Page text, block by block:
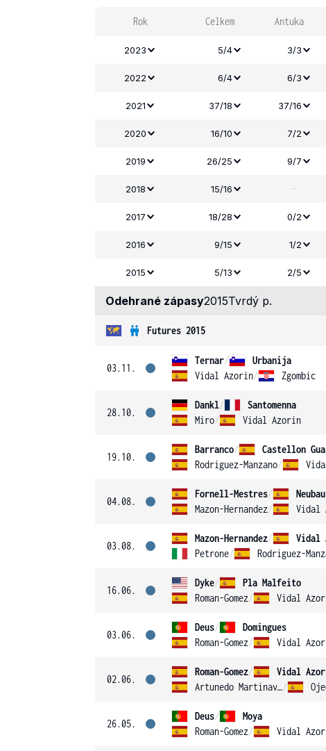
Rok Celkem Antuka
2023 5/4 3/3
2022 6/4 6/3
2021 37/18 37/16
2020 16/10 7/2
2019 26/25 9/7
2018 15/16 -
2017 18/28 0/2
2016 9/15 1/2
2015 5/13 2/5
Odehrané zápasy2015Tvrdý p.
Futures 2015
03.11.
Ternar/
Urbanija
Vidal Azorin/ Zgombic
28.10.
Dankl/
Santomenna
Miro/ Vidal Azorin
19.10.
Barranco/
Castellon
Rodriguez-Manzano/
04.08.
Fornell-Mestres/
Neubau
Mazon-Hernandez/ Vidal
03.08.
Mazon-Hernandez/
Vidal
Petrone/ Rodriguez-
16.06.
Dyke/
Pla Malfeito
Roman-Gomez/ Vidal
03.06.
Deus/
Domingues
Roman-Gomez/ Vidal
02.06.
Roman-Gomez/
Vidal
Artunedo Martinavarr/
26.05.
Deus/
Moya
Roman-Gomez/ Vidal